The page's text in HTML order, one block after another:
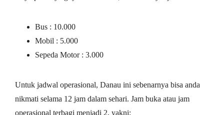
Bus : 10.000
Mobil : 5.000
Sepeda Motor : 3.000
Untuk jadwal operasional, Danau ini sebenarnya bisa anda
nikmati selama 12 jam dalam sehari. Jam buka atau jam
operasional terbagi menjadi 2, yakni: